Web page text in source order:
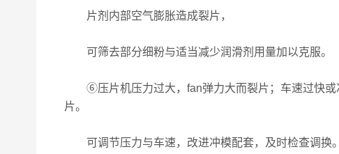
片剂内部空气膨胀造成裂片，
可筛去部分细粉与适当减少润滑剂用量加以克服。
⑥压片机压力过大，fan弹力大而裂片；车速过快或
片。
可调节压力与车速，改进冲模配套，及时检查调换。